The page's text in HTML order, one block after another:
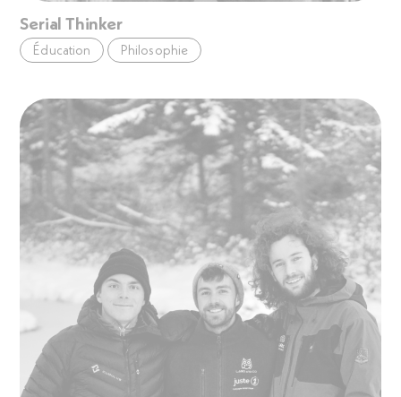
Serial Thinker
Éducation Philosophie